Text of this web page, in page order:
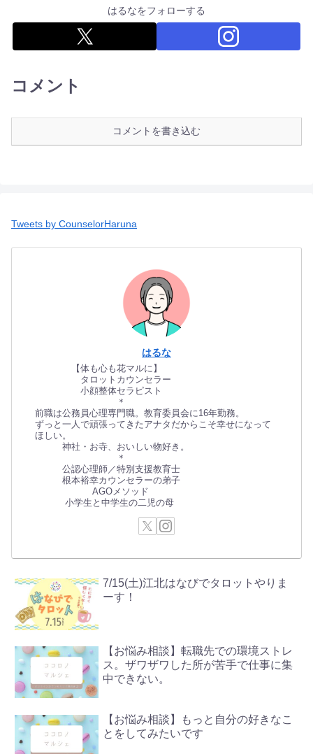
はるなをフォローする
コメント
コメントを書き込む
Tweets by CounselorHaruna
はるな
【体も心も花マルに】
タロットカウンセラー
小顔整体セラピスト
＊
前職は公務員心理専門職。教育委員会に16年勤務。
ずっと一人で頑張ってきたアナタだからこそ幸せになって
ほしい。
神社・お寺、おいしい物好き。
＊
公認心理師／特別支援教育士
根本裕幸カウンセラーの弟子
AGOメソッド
小学生と中学生の二児の母
7/15(土)江北はなびでタロットやりま
ーす！
【お悩み相談】転職先での環境ストレ
ス。ザワザワした所が苦手で仕事に集
中できない。
【お悩み相談】もっと自分の好きなこ
とをしてみたいです